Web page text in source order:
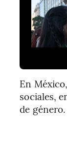
En
sociales,
de género.